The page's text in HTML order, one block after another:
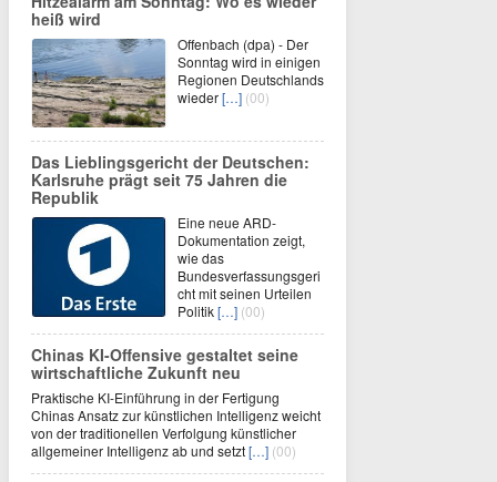
heiß wird
Offenbach (dpa) - Der
Sonntag wird in einigen
Regionen Deutschlands
wieder[…] (00)
Das Lieblingsgericht der Deutschen:
Karlsruhe prägt seit 75 Jahren die
Republik
Eine neue ARD-
Dokumentation zeigt,
wie das
Bundesverfassungsgeri
cht mit seinen Urteilen
Politik[…] (00)
Chinas KI-Offensive gestaltet seine
wirtschaftliche Zukunft neu
Praktische KI-Einführung in der Fertigung
Chinas Ansatz zur künstlichen Intelligenz weicht
von der traditionellen Verfolgung künstlicher
allgemeiner Intelligenz ab und setzt[…] (00)